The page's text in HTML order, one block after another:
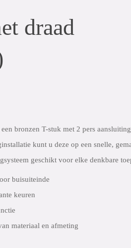
draad
bronzen T-stuk met 2 pers
kunt u deze op een snelle,
geschikt voor elke denkbare
buisuiteinde
keuren
materiaal en afmeting